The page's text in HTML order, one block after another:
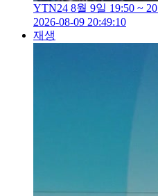
YTN24 8월 9일 19:50 ~
2026-08-09 20:49:10
재생